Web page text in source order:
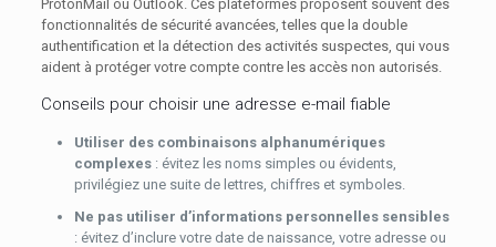
ProtonMail ou Outlook. Ces plateformes proposent souvent des
fonctionnalités de sécurité avancées, telles que la double
authentification et la détection des activités suspectes, qui vous
aident à protéger votre compte contre les accès non autorisés.
Conseils pour choisir une adresse e-mail fiable
Utiliser des combinaisons alphanumériques
complexes: évitez les noms simples ou évidents,
privilégiez une suite de lettres, chiffres et symboles.
Ne pas utiliser d’informations personnelles sensibles
: évitez d’inclure votre date de naissance, votre adresse ou